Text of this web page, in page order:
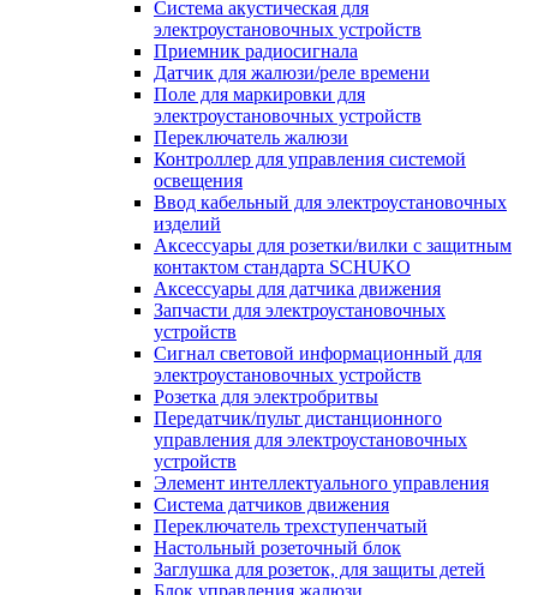
Система акустическая для
электроустановочных устройств
Приемник радиосигнала
Датчик для жалюзи/реле времени
Поле для маркировки для
электроустановочных устройств
Переключатель жалюзи
Контроллер для управления системой
освещения
Ввод кабельный для электроустановочных
изделий
Аксессуары для розетки/вилки с защитным
контактом стандарта SCHUKO
Аксессуары для датчика движения
Запчасти для электроустановочных
устройств
Сигнал световой информационный для
электроустановочных устройств
Розетка для электробритвы
Передатчик/пульт дистанционного
управления для электроустановочных
устройств
Элемент интеллектуального управления
Система датчиков движения
Переключатель трехступенчатый
Настольный розеточный блок
Заглушка для розеток, для защиты детей
Блок управления жалюзи